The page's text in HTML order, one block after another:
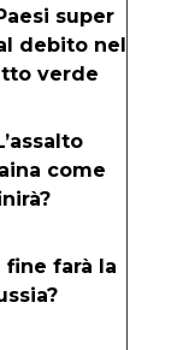
super
debito nel
verde
come
fine farà la